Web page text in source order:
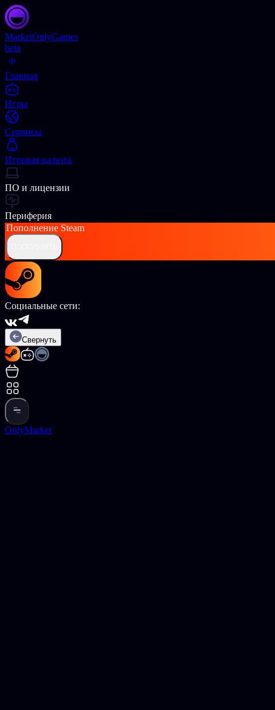
MarketOnlyGames
beta
Главная
Игры
Сервисы
Игровая валюта
ПО и лицензии
Периферия
Пополнение Steam
Социальные сети:
Свернуть
OnlyMarket